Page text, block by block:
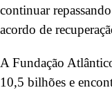
continuar
acordo de
A Fundação
10,5 bilhões e